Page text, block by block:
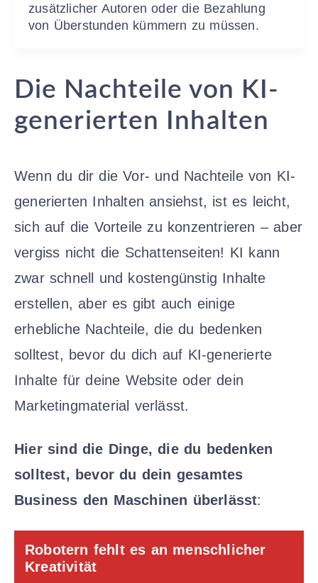
zusätzlicher Autoren oder die Bezahlung
von Überstunden kümmern zu müssen.
Die Nachteile von KI-
generierten Inhalten
Wenn du dir die Vor- und Nachteile von KI-
generierten Inhalten ansiehst, ist es leicht,
sich auf die Vorteile zu konzentrieren – aber
vergiss nicht die Schattenseiten! KI kann
zwar schnell und kostengünstig Inhalte
erstellen, aber es gibt auch einige
erhebliche Nachteile, die du bedenken
solltest, bevor du dich auf KI-generierte
Inhalte für deine Website oder dein
Marketingmaterial verlässt.
Hier sind die Dinge, die du bedenken
solltest, bevor du dein gesamtes
Business den Maschinen überlässt:
Robotern fehlt es an menschlicher
Kreativität